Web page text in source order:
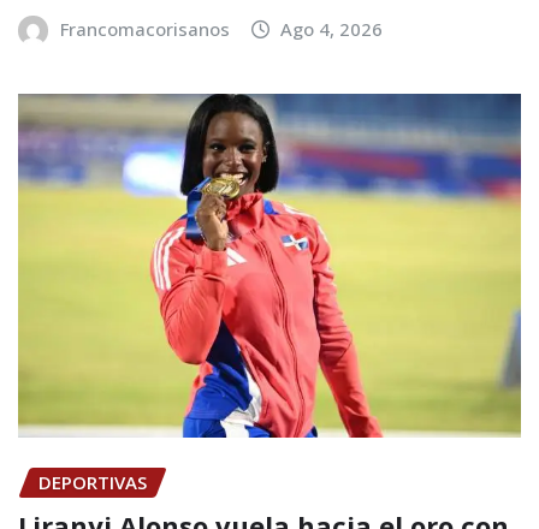
Francomacorisanos Ago 4, 2026
DEPORTIVAS